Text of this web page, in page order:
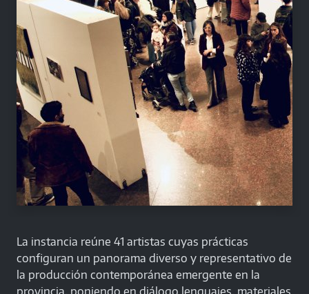
La instancia reúne 41 artistas cuyas prácticas
configuran un panorama diverso y representativo de
la producción contemporánea emergente en la
provincia, poniendo en diálogo lenguajes, materiales